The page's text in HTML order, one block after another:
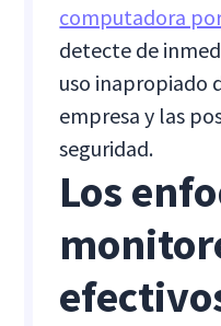
computadora
detecte de
uso inapropiado
empresa y las
seguridad.
Los